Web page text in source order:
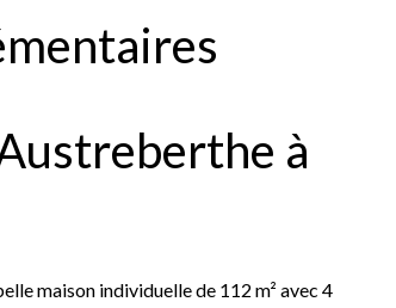
à
maison individuelle de 112 m² avec 4